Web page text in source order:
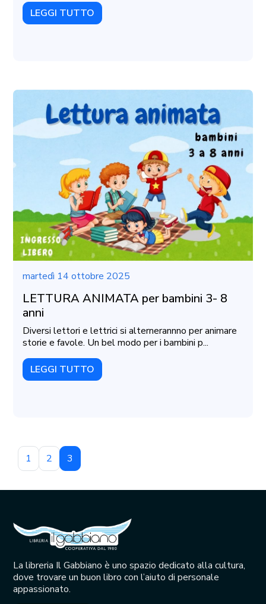
LEGGI TUTTO
martedì 14 ottobre 2025
LETTURA ANIMATA per bambini 3- 8
anni
Diversi lettori e lettrici si alternerannno per animare
storie e favole. Un bel modo per i bambini p...
LEGGI TUTTO
1 2 3
La libreria Il Gabbiano è uno spazio dedicato alla cultura,
dove trovare un buon libro con l’aiuto di personale
appassionato.